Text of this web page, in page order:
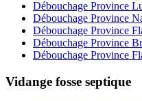
Débouchage Province
Débouchage Province
Débouchage Province
Débouchage Province
Débouchage Province
Vidange fosse septique